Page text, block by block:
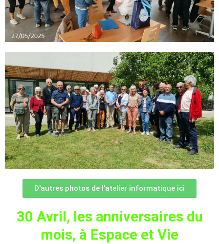
D'autres photos de l'atelier informatique ici
30 Avril, les anniversaires du
mois, à Espace et Vie